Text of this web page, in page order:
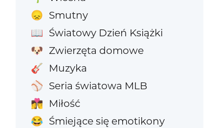
😞 Smutny
📖 Światowy Dzień Książki
🐶 Zwierzęta domowe
🎸 Muzyka
⚾ Seria światowa MLB
👩‍❤️‍💋‍👨 Miłość
😂 Śmiejące się emotikony